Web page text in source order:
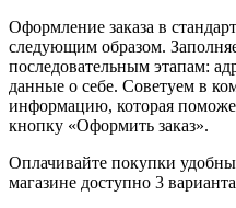
Оформление заказа в
следующим образом.
последовательным этапам:
данные о себе. Советуем в
информацию, которая
кнопку «Оформить заказ».
Оплачивайте покупки
магазине доступно 3